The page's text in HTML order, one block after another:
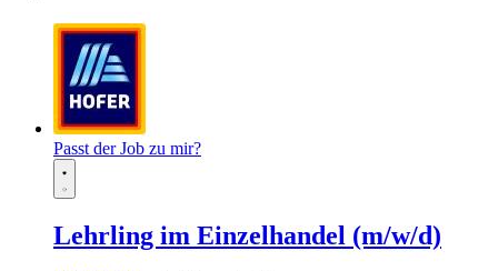
Passt der Job zu mir?
Lehrling im Einzelhandel (m/w/d)